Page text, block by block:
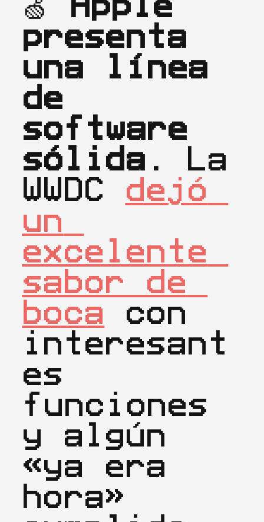
presenta
una línea
de
software
sólida.
La
WWDC dejó
un
excelente
sabor de
boca con
interesant
es
funciones
y algún
«ya era
hora»